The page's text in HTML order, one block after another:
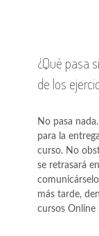
¿Qué pasa
de los
No pasa
para la
curso. No
se retrasará
más tarde,
cursos Online